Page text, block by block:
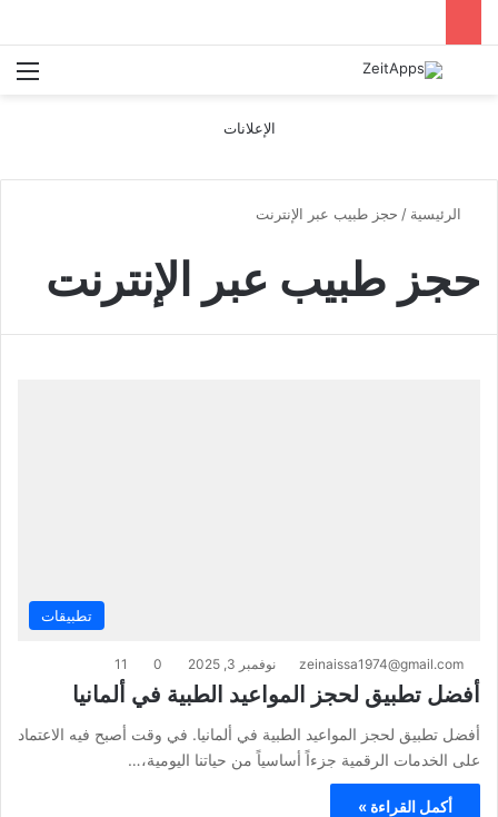
بحث عن
الإعلانات
الرئيسية / حجز طبيب عبر الإنترنت
حجز طبيب عبر الإنترنت
تطبيقات
zeinaissa1974@gmail.com نوفمبر 3, 2025 0
11
أفضل تطبيق لحجز المواعيد الطبية في ألمانيا
أفضل تطبيق لحجز المواعيد الطبية في ألمانيا. في وقت أصبح فيه الاعتماد
على الخدمات الرقمية جزءاً أساسياً من حياتنا اليومية،…
أكمل القراءة »